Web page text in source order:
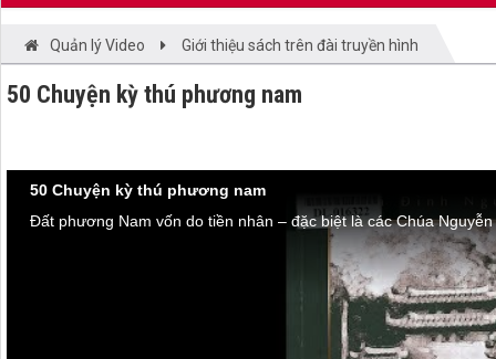
Quản lý Video Giới thiệu sách trên đài truyền hình
50 Chuyện kỳ thú phương nam
50 Chuyện kỳ thú phương nam